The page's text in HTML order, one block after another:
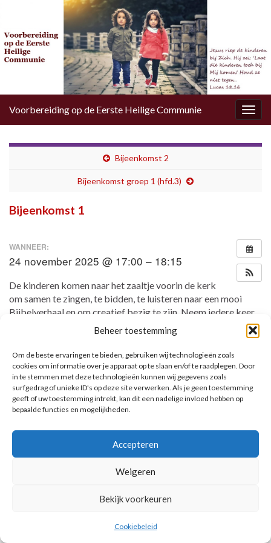
Beheer toestemming
Om de beste ervaringen te bieden, gebruiken wij technologieën zoals
cookies om informatie over je apparaat op te slaan en/of te raadplegen. Door
in te stemmen met deze technologieën kunnen wij gegevens zoals
surfgedrag of unieke ID's op deze site verwerken. Als je geen toestemming
geeft of uw toestemming intrekt, kan dit een nadelige invloed hebben op
bepaalde functies en mogelijkheden.
Accepteren
Weigeren
Bekijk voorkeuren
Cookiebeleid
Voorbereiding op de Eerste Heilige Communie
Bijeenkomst 2
Bijeenkomst groep 1 (hfd.3)
Bijeenkomst 1
WANNEER:
24 november 2025 @ 17:00 – 18:15
De kinderen komen naar het zaaltje voorin de kerk
om samen te zingen, te bidden, te luisteren naar een mooi
Bijbelverhaal en om creatief bezig te zijn. Neem iedere keer
AANKOMENDE ACTIVITEITEN
Geen activiteiten.